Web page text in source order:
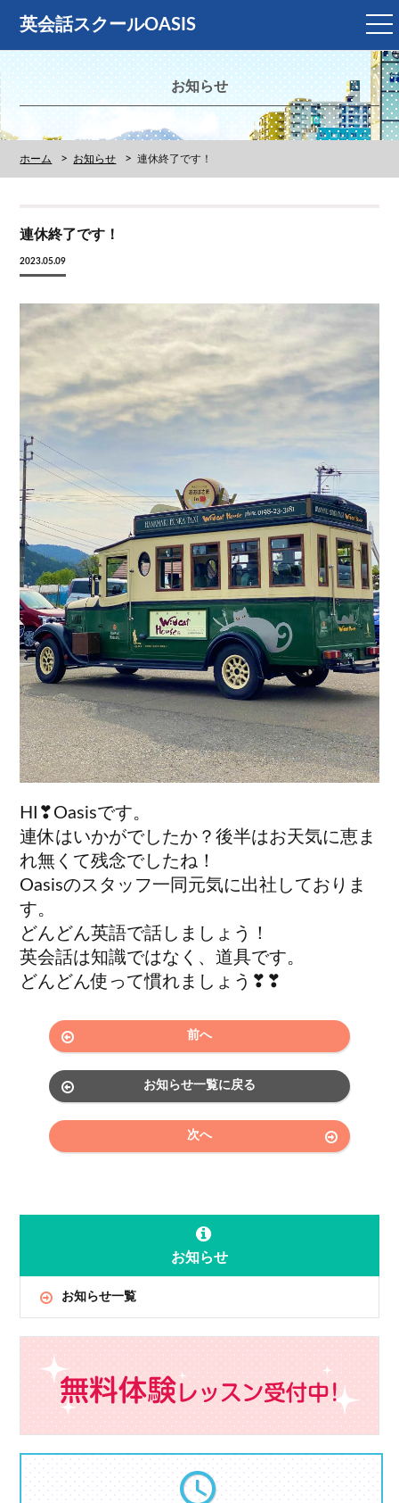
英会話スクールOASIS
メ
ニ
ュ
ー
お知らせ
ホーム お知らせ 連休終了です！
連休終了です！
2023.05.09
HI❣Oasisです。
連休はいかがでしたか？後半はお天気に恵ま
れ無くて残念でしたね！
Oasisのスタッフ一同元気に出社しておりま
す。
どんどん英語で話しましょう！
英会話は知識ではなく、道具です。
どんどん使って慣れましょう❣❣
前へ
お知らせ一覧に戻る
次へ
お知らせ
お知らせ一覧